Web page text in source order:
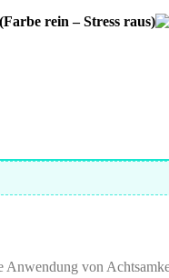
rein – Stress raus)
von